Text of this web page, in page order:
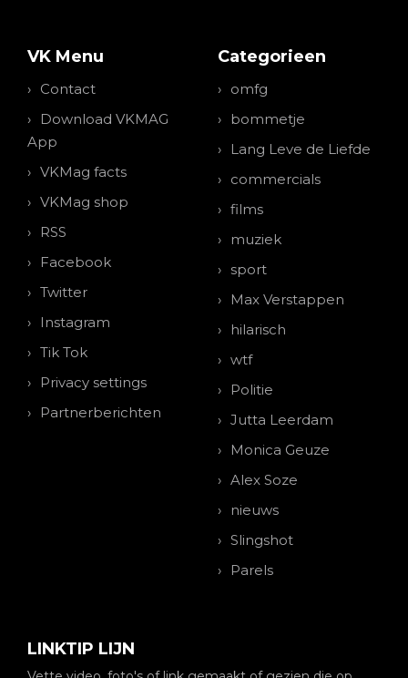
VK Menu
Contact
Download VKMAG
App
VKMag facts
VKMag shop
RSS
Facebook
Twitter
Instagram
Tik Tok
Privacy settings
Partnerberichten
Categorieen
omfg
bommetje
Lang Leve de Liefde
commercials
films
muziek
sport
Max Verstappen
hilarisch
wtf
Politie
Jutta Leerdam
Monica Geuze
Alex Soze
nieuws
Slingshot
Parels
LINKTIP LIJN